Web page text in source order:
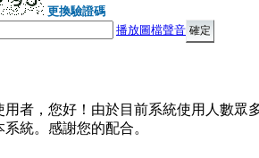
更換驗證碼
播放圖檔聲音
用者，您好！由於目前系統使用人數眾
統。感謝您的配合。